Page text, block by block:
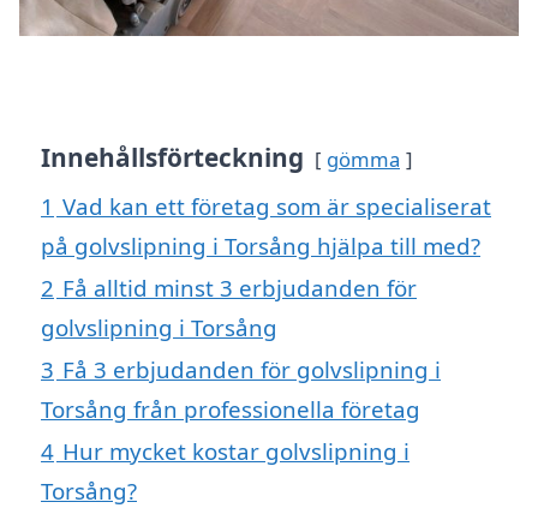
Innehållsförteckning gömma
1 Vad kan ett företag som är specialiserat
på golvslipning i Torsång hjälpa till med?
2 Få alltid minst 3 erbjudanden för
golvslipning i Torsång
3 Få 3 erbjudanden för golvslipning i
Torsång från professionella företag
4 Hur mycket kostar golvslipning i
Torsång?